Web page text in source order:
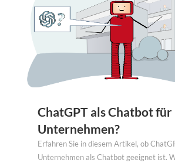
ChatGPT als Chatbot für
Unternehmen?
Erfahren Sie in diesem Artikel, ob
Unternehmen als Chatbot geeignet ist.